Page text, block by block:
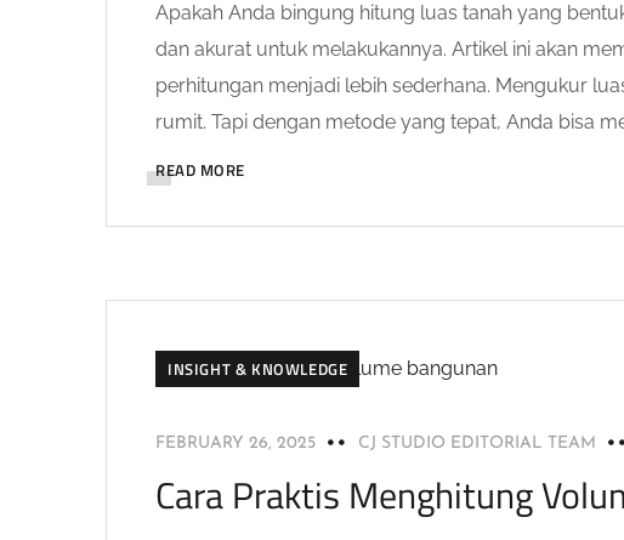
Apakah Anda bingung hitung luas tanah yang
dan akurat untuk melakukannya. Artikel ini akan
perhitungan menjadi lebih sederhana. Mengukur
rumit. Tapi dengan metode yang tepat, Anda bisa
READ MORE
INSIGHT & KNOWLEDGE
FEBRUARY 26, 2025 CJ STUDIO EDITORIAL TEAM
Cara Praktis Menghitung